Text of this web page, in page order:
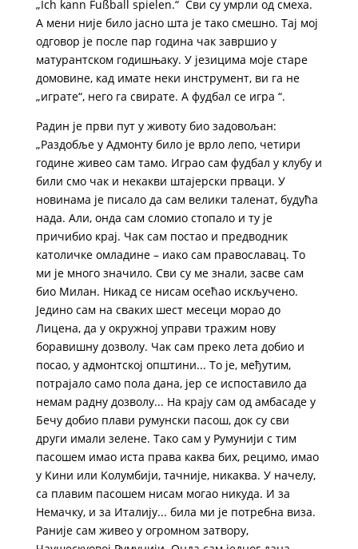
„Ich kann Fußball spielen.“ Сви су умрли од смеха.
А мени није било јасно шта је тако смешно. Тај мој
одговор је после пар година чак завршио у
матурантском годишњаку. У језицима моје старе
домовине, кад имате неки инструмент, ви га не
„играте“, него га свирате. А фудбал се игра “.
Радин је први пут у животу био задовољан:
„Раздобље у Адмонту било је врло лепо, четири
године живео сам тамо. Играо сам фудбал у клубу и
били смо чак и некакви штајерски прваци. У
новинама је писало да сам велики таленат, будућа
нада. Али, онда сам сломио стопало и ту је
причибио крај. Чак сам постао и предводник
католичке омладине – иако сам православац. То
ми је много значило. Сви су ме знали, засве сам
био Милан. Никад се нисам осећао искључено.
Једино сам на сваких шест месеци морао до
Лицена, да у окружној управи тражим нову
боравишну дозволу. Чак сам преко лета добио и
посао, у адмонтској општини... То је, међутим,
потрајало само пола дана, јер се испоставило да
немам радну дозволу... На крају сам од амбасаде у
Бечу добио плави румунски пасош, док су сви
други имали зелене. Тако сам у Румунији с тим
пасошем имао иста права каква бих, рецимо, имао
у Kини или Kолумбији, тачније, никаква. У начелу,
са плавим пасошем нисам могао никуда. И за
Немачку, и за Италију... била ми је потребна виза.
Раније сам живео у огромном затвору,